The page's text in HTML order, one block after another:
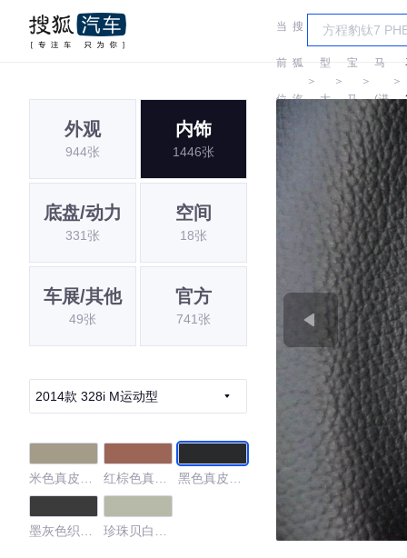
当
前
位
搜
狐
汽
＞
车
型
大
＞
宝
马
＞
宝
马
(进
口)
＞
外观
944张
内饰
1446张
底盘/动力
331张
空间
18张
车展/其他
49张
官方
741张
2014款 328i M运动型
米色真皮内
红棕色真皮
黑色真皮内
墨灰色织物
珍珠贝白色